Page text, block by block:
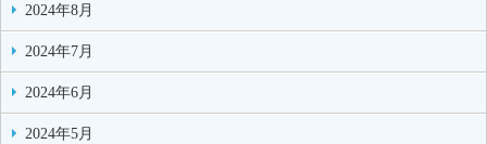
2024年8月
2024年7月
2024年6月
2024年5月